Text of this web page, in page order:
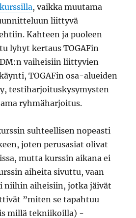
, vaikka muutama
liittyvä
Kahteen ja puoleen
lyhyt kertaus TOGAFin
vaiheisiin liittyvien
TOGAFin osa-alueiden
testiharjoituskysymysten
ryhmäharjoitus.
suhteellisen nopeasti
joten perusasiat olivat
mutta kurssin aikana ei
aiheita sivuttu, vaan
niihin aiheisiin, jotka jäivät
”miten se tapahtuu
millä tekniikoilla) -